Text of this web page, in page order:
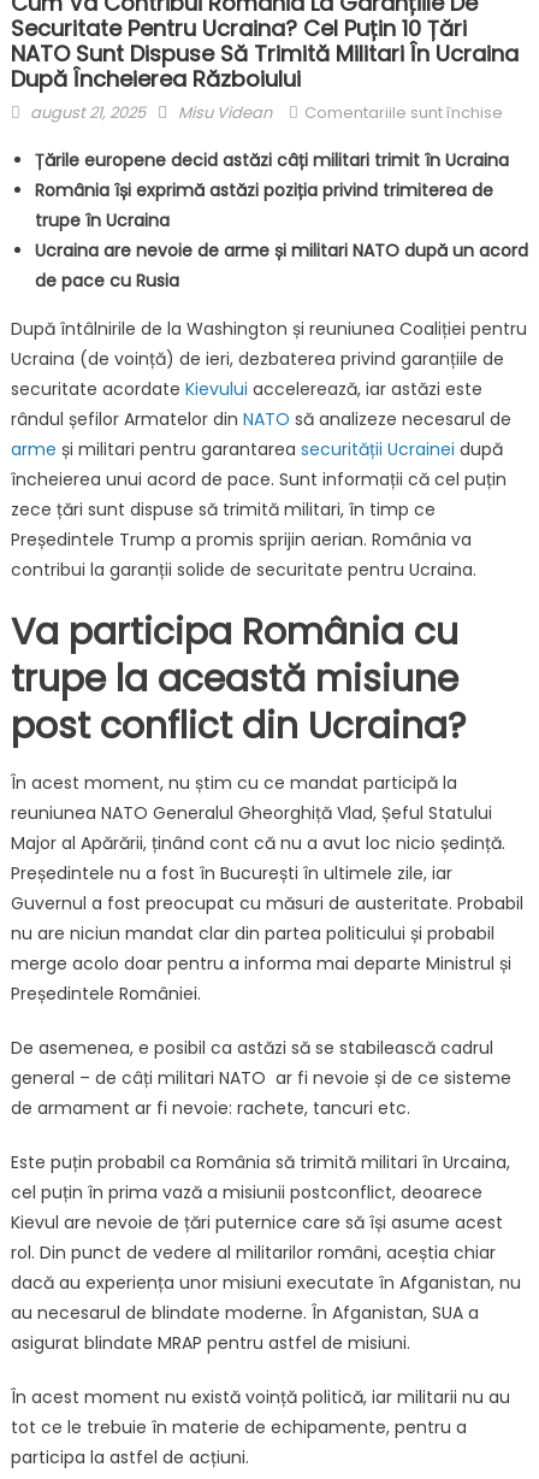
Securitate Pentru Ucraina? Cel Puțin 10 Țări
NATO Sunt Dispuse Să Trimită Militari În Ucraina
După Încheierea Războiului
Posted
august 21, 2025 Author
Misu Videan Comentariile sunt închise
va
la
Cel
Țările europene decid astăzi câți militari trimit în Ucraina
România își exprimă astăzi poziția privind trimiterea de
trupe în Ucraina
Ucraina are nevoie de arme și militari NATO după un acord
de pace cu Rusia
După întâlnirile de la Washington și reuniunea Coaliției pentru
Ucraina (de voință) de ieri, dezbaterea privind garanțiile de
securitate acordate Kievului accelerează, iar astăzi este
rândul șefilor Armatelor din NATO să analizeze necesarul de
arme și militari pentru garantarea securității Ucrainei după
încheierea unui acord de pace. Sunt informații că cel puțin
zece țări sunt dispuse să trimită militari, în timp ce
Președintele Trump a promis sprijin aerian. România va
contribui la garanții solide de securitate pentru Ucraina.
Va participa România cu
trupe la această misiune
post conflict din Ucraina?
În acest moment, nu știm cu ce mandat participă la
reuniunea NATO Generalul Gheorghiță Vlad, Șeful Statului
Major al Apărării, ținând cont că nu a avut loc nicio ședință.
Președintele nu a fost în București în ultimele zile, iar
Guvernul a fost preocupat cu măsuri de austeritate. Probabil
nu are niciun mandat clar din partea politicului și probabil
merge acolo doar pentru a informa mai departe Ministrul și
Președintele României.
De asemenea, e posibil ca astăzi să se stabilească cadrul
general – de câți militari NATO ar fi nevoie și de ce sisteme
de armament ar fi nevoie: rachete, tancuri etc.
Este puțin probabil ca România să trimită militari în Urcaina,
cel puțin în prima vază a misiunii postconflict, deoarece
Kievul are nevoie de țări puternice care să își asume acest
rol. Din punct de vedere al militarilor români, aceștia chiar
dacă au experiența unor misiuni executate în Afganistan, nu
au necesarul de blindate moderne. În Afganistan, SUA a
asigurat blindate MRAP pentru astfel de misiuni.
În acest moment nu există voință politică, iar militarii nu au
tot ce le trebuie în materie de echipamente, pentru a
participa la astfel de acțiuni.